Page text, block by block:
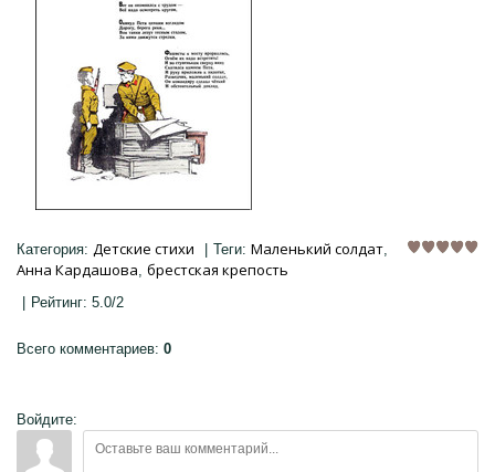
Категория: Детские стихи Теги: Маленький солдат,
Анна Кардашова, брестская крепость
Рейтинг: 5.0/2
Всего комментариев: 0
Войдите: